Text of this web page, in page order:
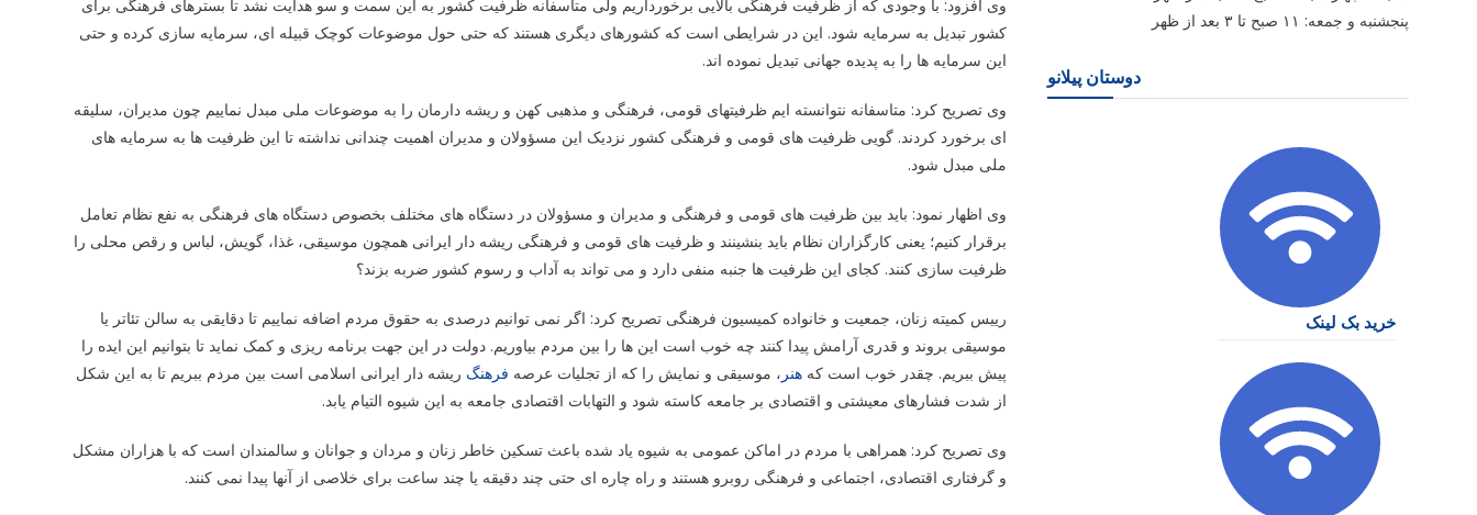
وی افزود: با وجودی که از ظرفیت فرهنگی بالایی برخورداریم ولی متاسفانه ظرفیت کشور به این سمت و سو هدایت نشد تا بسترهای فرهنگی برای
کشور تبدیل به سرمایه شود. این در شرایطی است که کشورهای دیگری هستند که حتی حول موضوعات کوچک قبیله ای، سرمایه سازی کرده و حتی
این سرمایه ها را به پدیده جهانی تبدیل نموده اند.
وی تصریح کرد: متاسفانه نتوانسته ایم ظرفیتهای قومی، فرهنگی و مذهبی کهن و ریشه دارمان را به موضوعات ملی مبدل نماییم چون مدیران، سلیقه
ای برخورد کردند. گویی ظرفیت های قومی و فرهنگی کشور نزدیک این مسؤولان و مدیران اهمیت چندانی نداشته تا این ظرفیت ها به سرمایه های
ملی مبدل شود.
وی اظهار نمود: باید بین ظرفیت های قومی و فرهنگی و مدیران و مسؤولان در دستگاه های مختلف بخصوص دستگاه های فرهنگی به نفع نظام تعامل
برقرار کنیم؛ یعنی کارگزاران نظام باید بنشینند و ظرفیت های قومی و فرهنگی ریشه دار ایرانی همچون موسیقی، غذا، گویش، لباس و رقص محلی را
ظرفیت سازی کنند. کجای این ظرفیت ها جنبه منفی دارد و می تواند به آداب و رسوم کشور ضربه بزند؟
رییس کمیته زنان، جمعیت و خانواده کمیسیون فرهنگی تصریح کرد: اگر نمی توانیم درصدی به حقوق مردم اضافه نماییم تا دقایقی به سالن تئاتر یا
موسیقی بروند و قدری آرامش پیدا کنند چه خوب است این ها را بین مردم بیاوریم. دولت در این جهت برنامه ریزی و کمک نماید تا بتوانیم این ایده را
پیش ببریم. چقدر خوب است که هنر ، موسیقی و نمایش را که از تجلیات عرصه فرهنگ ریشه دار ایرانی اسلامی است بین مردم ببریم تا به این شکل
از شدت فشارهای معیشتی و اقتصادی بر جامعه کاسته شود و التهابات اقتصادی جامعه به این شیوه التیام یابد.
وی تصریح کرد: همراهی با مردم در اماکن عمومی به شیوه یاد شده باعث تسکین خاطر زنان و مردان و جوانان و سالمندان است که با هزاران مشکل
و گرفتاری اقتصادی، اجتماعی و فرهنگی روبرو هستند و راه چاره ای حتی چند دقیقه یا چند ساعت برای خلاصی از آنها پیدا نمی کنند.
پنجشنبه و جمعه: ۱۱ صبح تا ۳ بعد از ظهر
دوستان پیلانو
خرید بک لینک